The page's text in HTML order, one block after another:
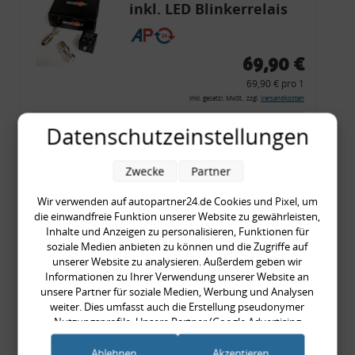
inkl. LED Blinkerrelais
CF 14
69,90 €
69,90 € pro 1
inkl. gesetzl. MwSt., zzgl. Versandkosten
Merkzettel
Rückleuchtenband mit
Blinker, rot, US-Ecken,
Audi 80 Cabrio, Typ 89,
OE-Nr.: 8G0945225 +
8G0945225C
999,99 €
999,99 € pro 1
Datenschutzeinstellungen
Wir verwenden auf autopartner24.de Cookies und Pixel, um
die einwandfreie Funktion unserer Website zu gewährleisten,
Inhalte und Anzeigen zu personalisieren, Funktionen für
soziale Medien anbieten zu können und die Zugriffe auf
unserer Website zu analysieren. Außerdem geben wir
Informationen zu Ihrer Verwendung unserer Website an
unsere Partner für soziale Medien, Werbung und Analysen
weiter. Dies umfasst auch die Erstellung pseudonymer
Nutzungsprofile. Unsere Partner (Google Advertising
Products) führen diese Informationen möglicherweise mit
weiteren Daten zusammen, die Sie ihnen bereitgestellt haben
Zwecke Partner